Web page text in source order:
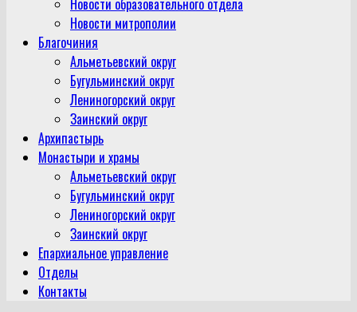
Новости образовательного отдела
Новости митрополии
Благочиния
Альметьевский округ
Бугульминский округ
Лениногорский округ
Заинский округ
Архипастырь
Монастыри и храмы
Альметьевский округ
Бугульминский округ
Лениногорский округ
Заинский округ
Епархиальное управление
Отделы
Контакты